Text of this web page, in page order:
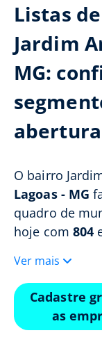
Listas
Jardim
MG:
O bairro
Lagoas - MG
quadro de
hoje com 804
Ver mais
Cadastre
as